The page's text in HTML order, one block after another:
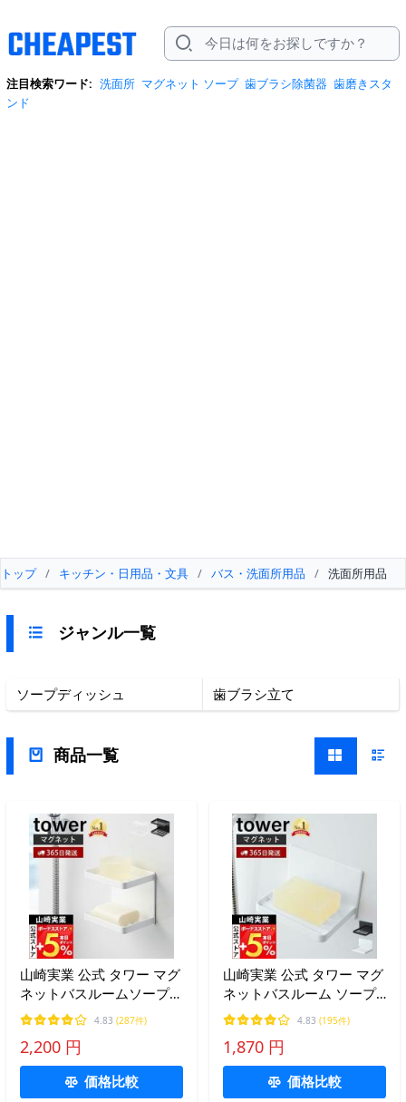
注目検索ワード: 洗面所 マグネット ソープ 歯ブラシ除菌器 歯磨きスタ
ンド
トップ / キッチン・日用品・文具 / バス・洗面所用品 / 洗面所用品
ジャンル一覧
ソープディッシュ 歯ブラシ立て
商品一覧
山崎実業 公式 タワー マグ
ネットバスルームソープト
レー 2段 tower 磁石 ソー
プディッシュ 石鹸置き ホ
ルダー ディスペンサー
3809 3810
4.83 (287件)
2,200 円
価格比較
山崎実業 公式 タワー マグ
ネットバスルーム ソープ
トレー tower 石けん置き
ソープ ディッシュ ホルダ
ー 浴室 風呂 洗面 水切り
5556 5557
4.83 (195件)
1,870 円
価格比較